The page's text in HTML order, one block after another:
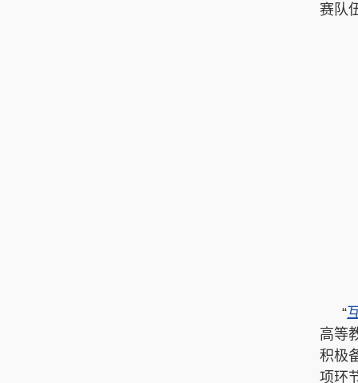
赛队
“
高等
积极
项环